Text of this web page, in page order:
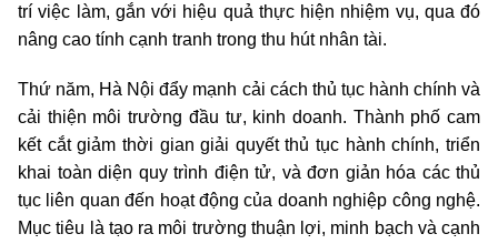
trí việc làm, gắn với hiệu quả thực hiện nhiệm vụ, qua đó
nâng cao tính cạnh tranh trong thu hút nhân tài.
Thứ năm, Hà Nội đẩy mạnh cải cách thủ tục hành chính và
cải thiện môi trường đầu tư, kinh doanh. Thành phố cam
kết cắt giảm thời gian giải quyết thủ tục hành chính, triển
khai toàn diện quy trình điện tử, và đơn giản hóa các thủ
tục liên quan đến hoạt động của doanh nghiệp công nghệ.
Mục tiêu là tạo ra môi trường thuận lợi, minh bạch và cạnh